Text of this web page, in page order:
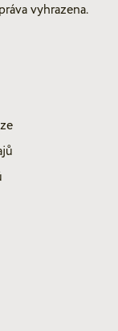
vyhrazena.